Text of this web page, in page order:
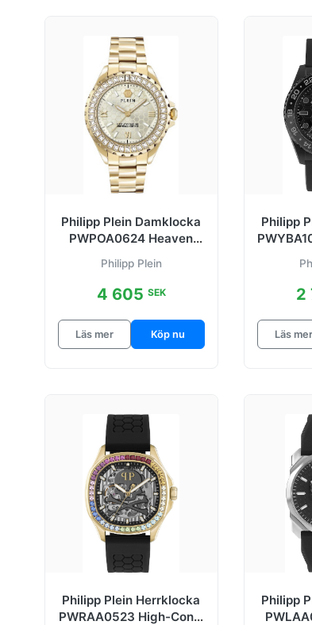
Philipp Plein Damklocka
PWPOA0624 Heaven
Ø38
Philipp Plein
4 605 SEK
Läs mer Köp nu
Philipp
2
Läs mer
Philipp Plein Herrklocka
PWRAA0523 High-Conic
Philipp